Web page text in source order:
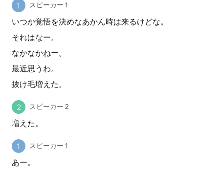
スピーカー 1
いつか覚悟を決めなあかん時は来るけどな。
それはなー。
なかなかねー。
最近思うわ。
抜け毛増えた。
スピーカー 2
増えた。
スピーカー 1
あー。